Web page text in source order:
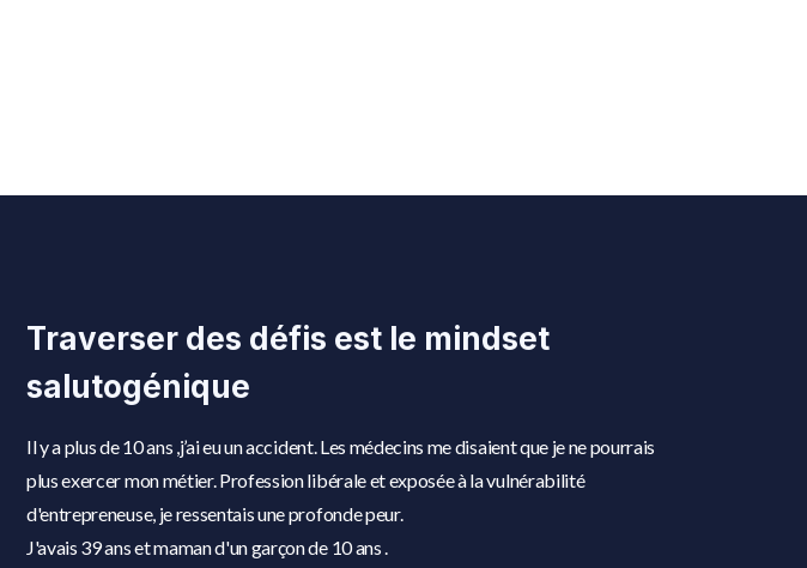
Traverser des défis est le mindset
salutogénique
Il y a plus de 10 ans ,j’ai eu un accident. Les médecins me disaient que je ne pourrais
plus exercer mon métier. Profession libérale et exposée à la vulnérabilité
d'entrepreneuse, je ressentais une profonde peur.
J'avais 39 ans et maman d'un garçon de 10 ans .